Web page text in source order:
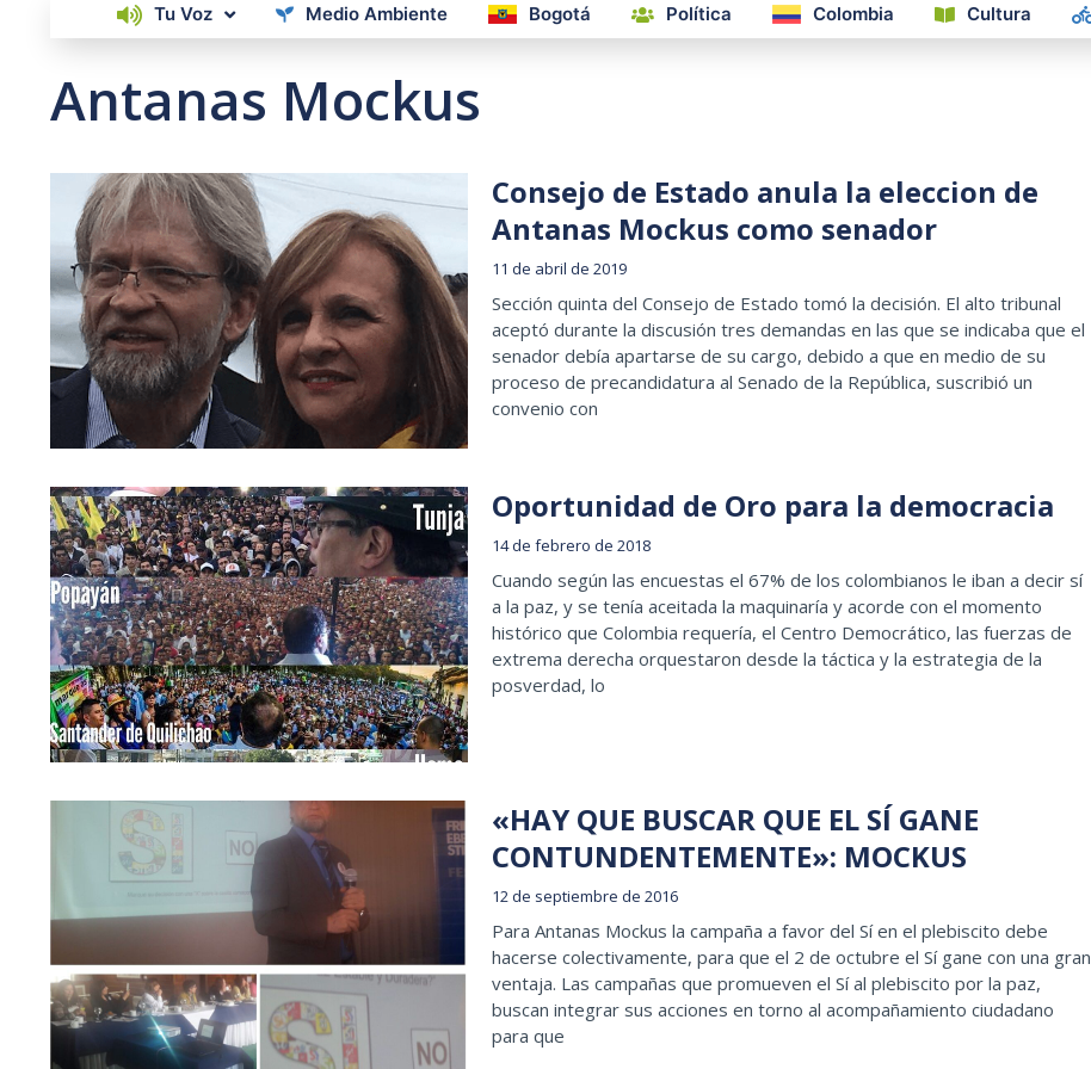
Tu Voz Medio Ambiente Bogotá Política Colombia Cultura
Antanas Mockus
Consejo de Estado anula la eleccion de
Antanas Mockus como senador
11 de abril de 2019
Sección quinta del Consejo de Estado tomó la decisión. El alto tribunal
aceptó durante la discusión tres demandas en las que se indicaba que el
senador debía apartarse de su cargo, debido a que en medio de su
proceso de precandidatura al Senado de la República, suscribió un
convenio con
Oportunidad de Oro para la democracia
14 de febrero de 2018
Cuando según las encuestas el 67% de los colombianos le iban a decir sí
a la paz, y se tenía aceitada la maquinaría y acorde con el momento
histórico que Colombia requería, el Centro Democrático, las fuerzas de
extrema derecha orquestaron desde la táctica y la estrategia de la
posverdad, lo
«HAY QUE BUSCAR QUE EL SÍ GANE
CONTUNDENTEMENTE»: MOCKUS
12 de septiembre de 2016
Para Antanas Mockus la campaña a favor del Sí en el plebiscito debe
hacerse colectivamente, para que el 2 de octubre el Sí gane con una gran
ventaja. Las campañas que promueven el Sí al plebiscito por la paz,
buscan integrar sus acciones en torno al acompañamiento ciudadano
para que